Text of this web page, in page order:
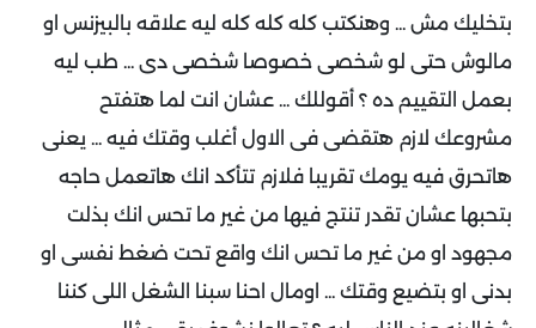
بتخليك مش ... وهنكتب كله كله كله ليه علاقه بالبيزنس او
مالوش حتى لو شخصى خصوصا شخصى دى ... طب ليه
بعمل التقييم ده ؟ أقوللك ... عشان انت لما هتفتح
مشروعك لازم هتقضى فى الاول أغلب وقتك فيه ... يعنى
هاتحرق فيه يومك تقريبا فلازم تتأكد انك هاتعمل حاجه
بتحبها عشان تقدر تنتج فيها من غير ما تحس انك بذلت
مجهود او من غير ما تحس انك واقع تحت ضغط نفسى او
بدنى او بتضيع وقتك ... اومال احنا سبنا الشغل اللى كننا